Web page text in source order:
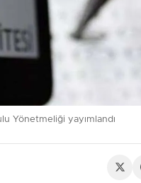
Yönetmeliği yayımlandı